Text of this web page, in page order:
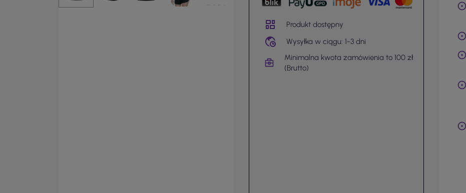
Produkt dostępny
Wysyłka w ciągu: 1-3 dni
Minimalna kwota zamówienia to 100 zł
(Brutto)